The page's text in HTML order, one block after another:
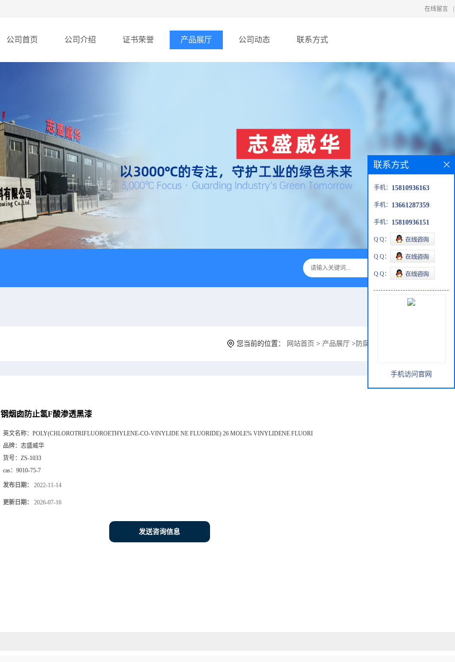
在线留言
公司首页 公司介绍 证书荣誉 产品展厅 公司动态 联系方式
您当前的位置： 网站首页 > 产品展厅 > 防腐涂料
钢烟囱防止氢F酸渗透黑漆
英文名称： POLY(CHLOROTRIFLUOROETHYLENE-CO-VINYLIDE NE FLUORIDE) 26 MOLE% VINYLIDENE FLUORI
品牌： 志盛威华
货号： ZS-1033
cas： 9010-75-7
发布日期： 2022-11-14
更新日期： 2026-07-16
发送咨询信息
联系方式
手机： 15810936163
手机： 13661287359
手机： 15810936151
Q Q：
Q Q：
Q Q：
手机访问官网